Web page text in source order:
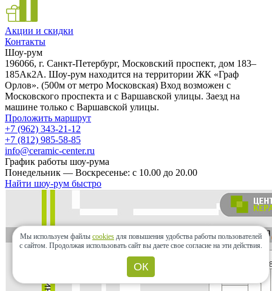
Акции и скидки
Контакты
Шоу-рум
196066, г. Санкт-Петербург, Московский проспект, дом 183–
185Ак2А. Шоу-рум находится на территории ЖК «Граф
Орлов». (500м от метро Московская) Вход возможен с
Московского проспекта и с Варшавской улицы. Заезд на
машине только с Варшавской улицы.
Проложить маршрут
+7 (962) 343-21-12
+7 (812) 985-58-85
info@ceramic-center.ru
График работы шоу-рума
Понедельник — Воскресенье: с 10.00 до 20.00
Найти шоу-рум быстро
Мы используем файлы cookies для повышения удобства работы пользователей
с сайтом. Продолжая использовать сайт вы даете свое согласие на эти действия.
ОК